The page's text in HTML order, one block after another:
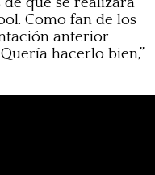
Como fan de los
anterior
hacerlo bien,”